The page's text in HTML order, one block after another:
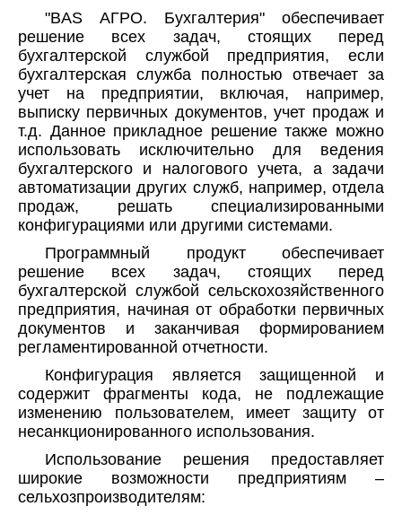
"BAS АГРО. Бухгалтерия" обеспечивает
решение всех задач, стоящих перед
бухгалтерской службой предприятия, если
бухгалтерская служба полностью отвечает за
учет на предприятии, включая, например,
выписку первичных документов, учет продаж и
т.д. Данное прикладное решение также можно
использовать исключительно для ведения
бухгалтерского и налогового учета, а задачи
автоматизации других служб, например, отдела
продаж, решать специализированными
конфигурациями или другими системами.
Программный продукт обеспечивает
решение всех задач, стоящих перед
бухгалтерской службой сельскохозяйственного
предприятия, начиная от обработки первичных
документов и заканчивая формированием
регламентированной отчетности.
Конфигурация является защищенной и
содержит фрагменты кода, не подлежащие
изменению пользователем, имеет защиту от
несанкционированного использования.
Использование решения предоставляет
широкие возможности предприятиям –
сельхозпроизводителям: